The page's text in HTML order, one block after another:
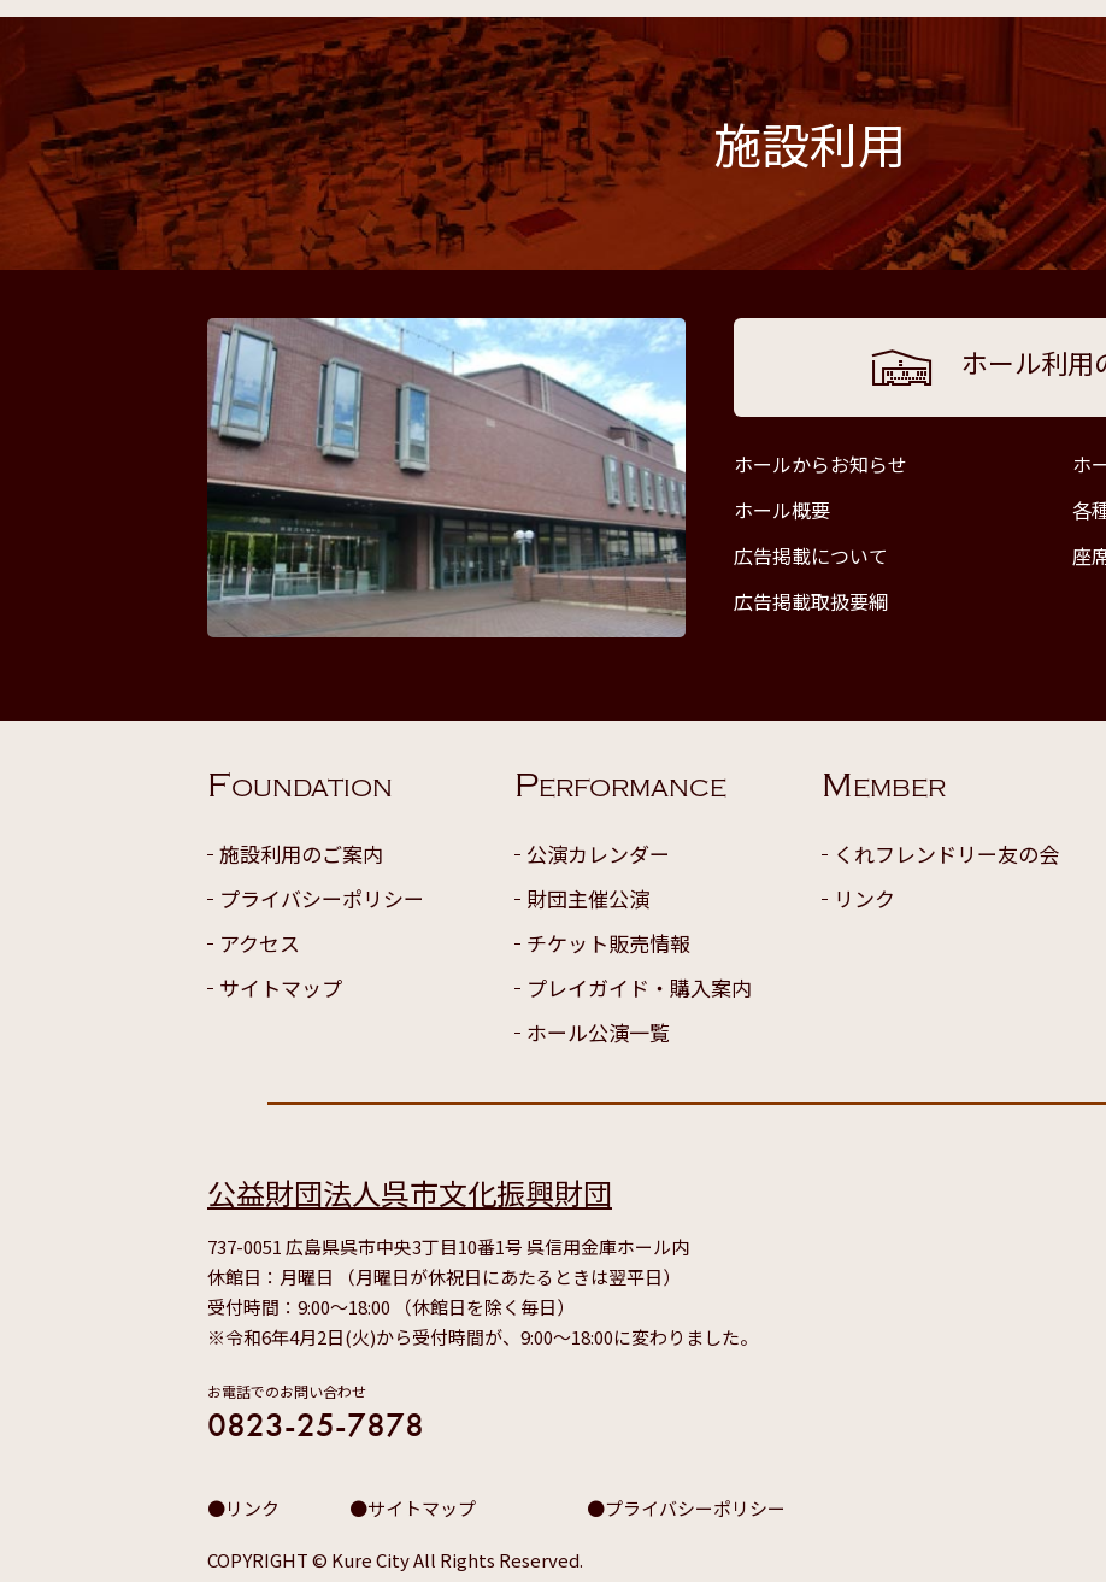
施設利用
ホール利用
ホールからお知らせ
ホ
ホール概要
各
広告掲載について
座
広告掲載取扱要綱
FOUNDATION
施設利用のご案内
プライバシーポリシー
アクセス
サイトマップ
PERFORMANCE
公演カレンダー
財団主催公演
チケット販売情報
プレイガイド・購入案内
ホール公演一覧
MEMBER
くれフレンドリー友の会
リンク
公益財団法人呉市文化振興財団
737-0051 広島県呉市中央3丁目10番1号 呉信用金庫ホール内
休館日：月曜日 （月曜日が休祝日にあたるときは翌平日）
受付時間：9:00～18:00 （休館日を除く毎日）
※令和6年4月2日(火)から受付時間が、9:00～18:00に変わりました。
お電話でのお問い合わせ
0823-25-7878
リンク サイトマップ プライバシーポリシー
COPYRIGHT © Kure City All Rights Reserved.